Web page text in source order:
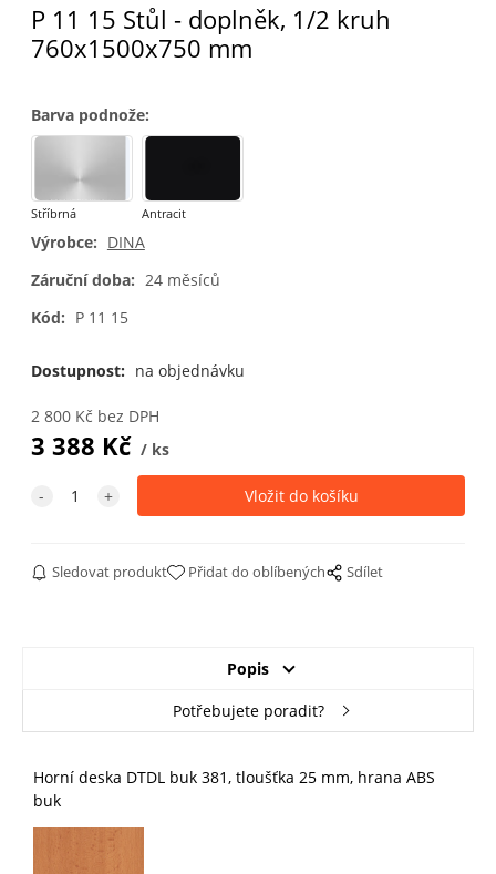
P 11 15 Stůl - doplněk, 1/2 kruh
760x1500x750 mm
Barva podnože:
Stříbrná Antracit
Výrobce: DINA
Záruční doba: 24 měsíců
Kód: P 11 15
Dostupnost: na objednávku
2 800Kč bez DPH
3 388 Kč ks
Sledovat produkt Přidat do oblíbených Sdílet
Popis
Potřebujete poradit?
Horní deska DTDL buk 381, tloušťka 25 mm, hrana ABS
buk